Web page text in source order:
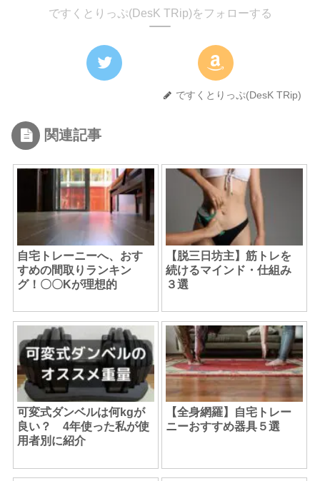
ですくとりっぷ(DesK TRip)をフォローする
ですくとりっぷ(DesK TRip)
関連記事
自宅トレーニーへ、おす
すめの間取りランキン
グ！〇〇Kが理想的
【脱三日坊主】筋トレを
続けるマインド・仕組み
３選
可変式ダンベルは何kgが
良い？ 4年使った私が使
用者別に紹介
【全身網羅】自宅トレー
ニーおすすめ器具５選